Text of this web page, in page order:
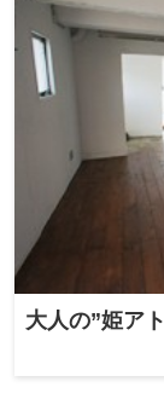
大人の”姫ア